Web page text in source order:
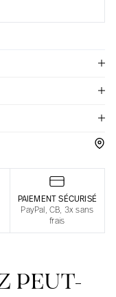
PAIEMENT SÉCURISÉ
PayPal, CB, 3x sans
frais
PEUT-